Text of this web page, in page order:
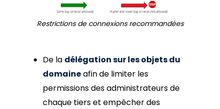
Restrictions de connexions recommandées
De la délégation sur les objets du
domaineafin de limiter les
permissions des administrateurs de
chaque tiers et empêcher des